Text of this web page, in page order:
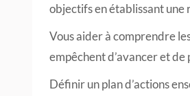
objectifs en établissant une
Vous aider à comprendre
empêchent d’avancer et de
Définir un plan d’actions